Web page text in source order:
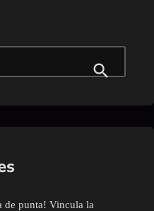
de punta! Vincula la